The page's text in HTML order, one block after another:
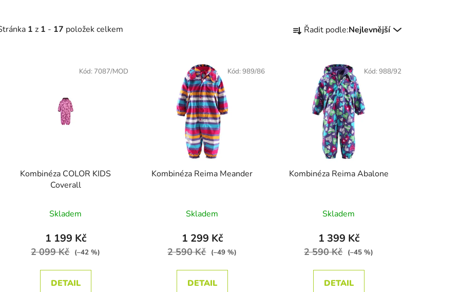
1 z 1 - 17 položek celkem Řazení produktů
Řadit podle:Nejlevnější
Kombinéza COLOR KIDS
Coverall
Skladem
1 199 Kč
2 099 Kč (–42 %)
DETAIL
Kód: 7087/MOD
Kombinéza Reima Meander
Skladem
1 299 Kč
2 590 Kč (–49 %)
DETAIL
Kód: 989/86
Kombinéza Reima Abalone
Skladem
1 399 Kč
2 590 Kč (–45 %)
DETAIL
Kód: 988/92